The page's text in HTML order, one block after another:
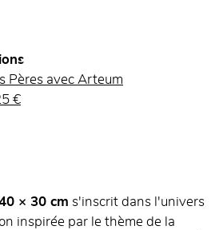
Pères avec Arteum
€
× 30 cm s'inscrit dans l'univers
inspirée par le thème de la